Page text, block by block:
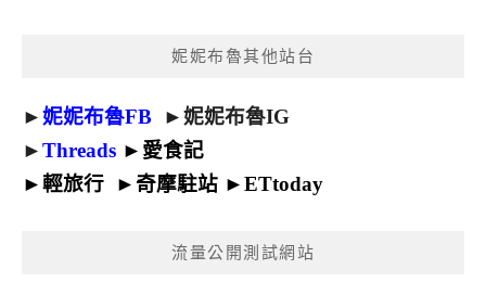
妮妮布魯其他站台
►妮妮布魯FB ►妮妮布魯IG
►Threads ► 愛食記
►輕旅行 ► 奇摩駐站 ►ETtoday
流量公開測試網站